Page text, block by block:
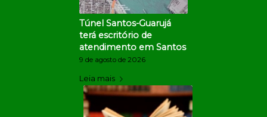
Túnel Santos-Guarujá
terá escritório de
atendimento em Santos
9 de agosto de 2026
Leia mais